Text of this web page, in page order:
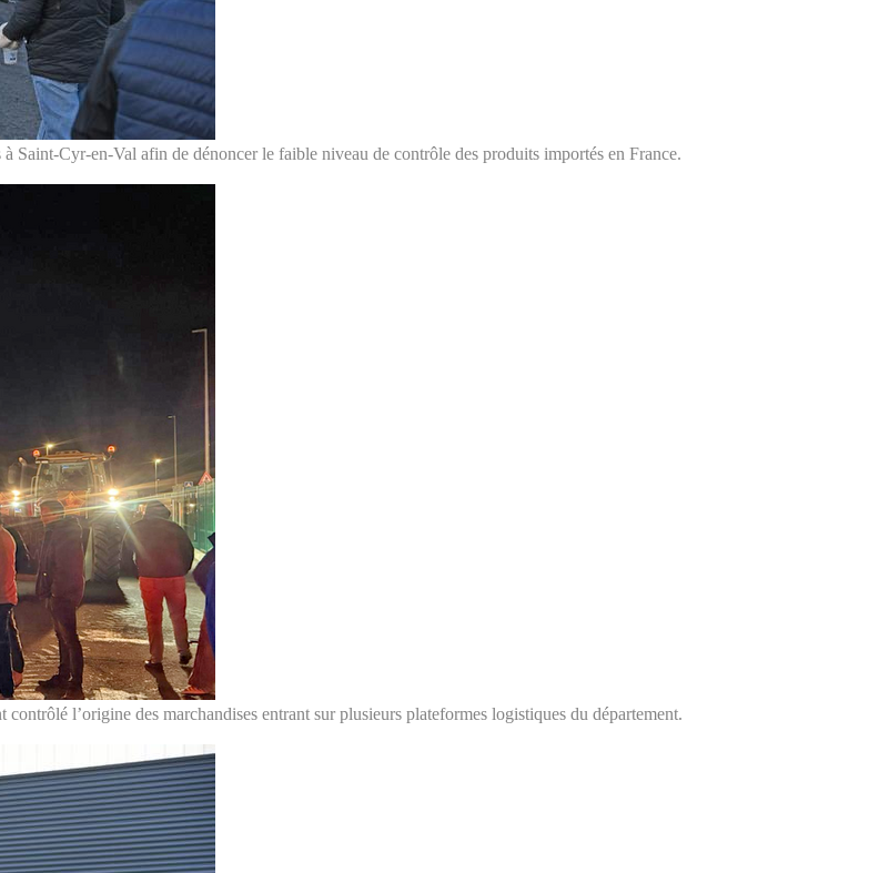
Saint-Cyr-en-Val afin de dénoncer le faible niveau de contrôle des produits importés en France.
l’origine des marchandises entrant sur plusieurs plateformes logistiques du département.